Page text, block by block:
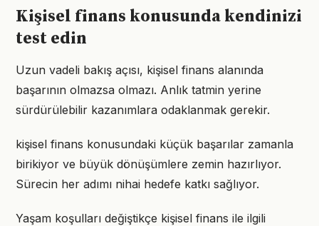
Kişisel finans konusunda kendinizi
test edin
Uzun vadeli bakış açısı, kişisel finans alanında
başarının olmazsa olmazı. Anlık tatmin yerine
sürdürülebilir kazanımlara odaklanmak gerekir.
kişisel finans konusundaki küçük başarılar zamanla
birikiyor ve büyük dönüşümlere zemin hazırlıyor.
Sürecin her adımı nihai hedefe katkı sağlıyor.
Yaşam koşulları değiştikçe kişisel finans ile ilgili